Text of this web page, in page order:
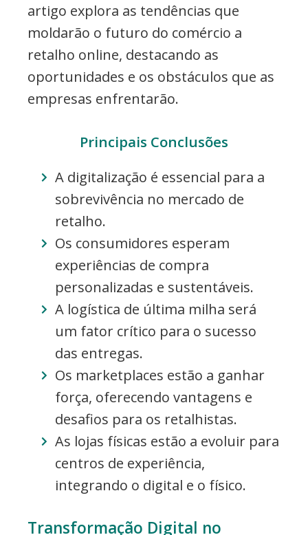
artigo explora as tendências que
moldarão o futuro do comércio a
retalho online, destacando as
oportunidades e os obstáculos que as
empresas enfrentarão.
Principais Conclusões
A digitalização é essencial para a
sobrevivência no mercado de
retalho.
Os consumidores esperam
experiências de compra
personalizadas e sustentáveis.
A logística de última milha será
um fator crítico para o sucesso
das entregas.
Os marketplaces estão a ganhar
força, oferecendo vantagens e
desafios para os retalhistas.
As lojas físicas estão a evoluir para
centros de experiência,
integrando o digital e o físico.
Transformação Digital no